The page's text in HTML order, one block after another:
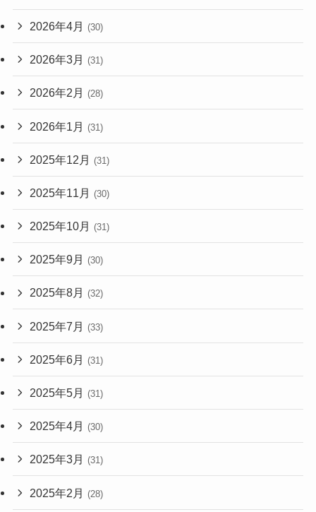
2026年4月 (30)
2026年3月 (31)
2026年2月 (28)
2026年1月 (31)
2025年12月 (31)
2025年11月 (30)
2025年10月 (31)
2025年9月 (30)
2025年8月 (32)
2025年7月 (33)
2025年6月 (31)
2025年5月 (31)
2025年4月 (30)
2025年3月 (31)
2025年2月 (28)